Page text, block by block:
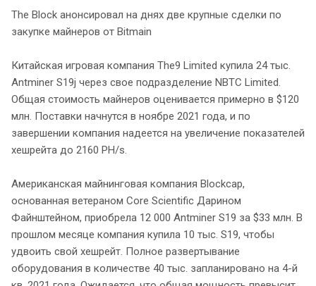
The Block анонсировал на днях две крупные сделки по
закупке майнеров от Bitmain
Китайская игровая компания The9 Limited купила 24 тыс.
Antminer S19j через свое подразделение NBTC Limited.
Общая стоимость майнеров оценивается примерно в $120
млн. Поставки начнутся в ноябре 2021 года, и по
завершении компания надеется на увеличение показателей
хешрейта до 2160 PH/s.
Американская майнинговая компания Blockcap,
основанная ветераном Core Scientific Дарином
Файнштейном, приобрела 12 000 Antminer S19 за $33 млн. В
прошлом месяце компания купила 10 тыс. S19, чтобы
удвоить свой хешрейт. Полное развертывание
оборудования в количестве 40 тыс. запланировано на 4-й